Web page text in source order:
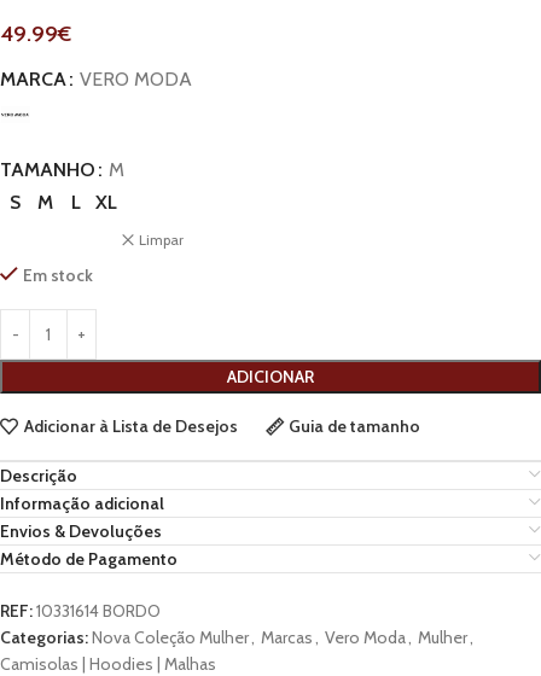
49.99€
MARCA VERO MODA
TAMANHO
M
S
M L XL
Limpar
Em stock
ADICIONAR
Adicionar à Lista de Desejos Guia de tamanho
Descrição
Informação adicional
Envios & Devoluções
Método de Pagamento
REF:10331614 BORDO
Categorias:Nova Coleção Mulher, Marcas, Vero Moda, Mulher,
Camisolas | Hoodies | Malhas